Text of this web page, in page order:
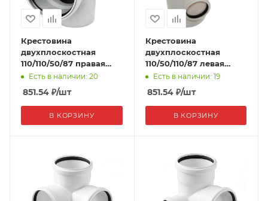
Крестовина
двухплоскостная
110/110/50/87 правая
Comfort синикон
Есть в наличии: 20
851.54 ₽/шт
В КОРЗИНУ
Крестовина
двухплоскостная
110/50/110/87 левая
Comfort синикон
Есть в наличии: 19
851.54₽/шт
В КОРЗИНУ